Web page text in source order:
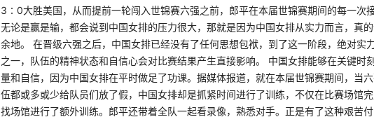
3∶0大胜美国，从而提前一轮闯入世锦赛六强之前，郎平在本届世锦赛期间的每一次
无论是赢是输，都会说到中国女排的压力很大，那就是因为中国女排从实力而言，真
余地。 在晋级六强之后，中国女排已经没有了任何思想包袱，到了这一阶段，绝对实
之一，队伍的精神状态和自信心会对比赛结果产生直接影响。 中国女排能够在关键时
量和自信，因为中国女排在平时做足了功课。据媒体报道，就在本届世锦赛期间，当
伍都或多或少给队员们放了假，中国女排却是抓紧时间进行了训练，不仅在比赛场馆
找场馆进行了额外训练。郎平还带着全队一起看录像，熟悉对手。正是有了这种艰苦